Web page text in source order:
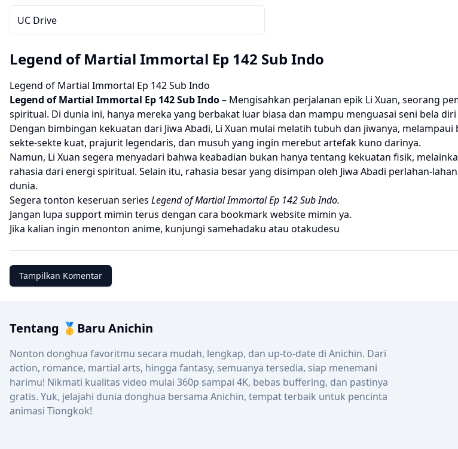
UC Drive
Legend of Martial Immortal Ep 142 Sub Indo
Legend of Martial Immortal Ep 142 Sub Indo
Legend of Martial Immortal Ep 142 Sub Indo– Mengisahkan perjalanan epik Li Xuan, seorang
spiritual. Di dunia ini, hanya mereka yang berbakat luar biasa dan mampu menguasai seni bela
Dengan bimbingan kekuatan dari Jiwa Abadi, Li Xuan mulai melatih tubuh dan jiwanya,
sekte-sekte kuat, prajurit legendaris, dan musuh yang ingin merebut artefak kuno darinya.
Namun, Li Xuan segera menyadari bahwa keabadian bukan hanya tentang kekuatan fisik,
rahasia dari energi spiritual. Selain itu, rahasia besar yang disimpan oleh Jiwa Abadi perlahan-
dunia.
Segera tonton keseruan series Legend of Martial Immortal Ep 142 Sub Indo.
Jangan lupa support mimin terus dengan cara bookmark website mimin ya.
Jika kalian ingin menonton anime, kunjungi samehadaku atau otakudesu
Tampilkan Komentar
Tentang 🥇Baru Anichin
Nonton donghua favoritmu secara mudah, lengkap, dan up-to-date di Anichin. Dari
action, romance, martial arts, hingga fantasy, semuanya tersedia, siap menemani
harimu! Nikmati kualitas video mulai 360p sampai 4K, bebas buffering, dan pastinya
gratis. Yuk, jelajahi dunia donghua bersama Anichin, tempat terbaik untuk pencinta
animasi Tiongkok!